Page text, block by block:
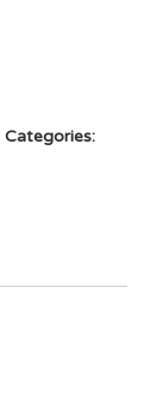
Categories: